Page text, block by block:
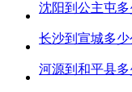
沈阳到公主屯
长沙到宣城多
河源到和平县